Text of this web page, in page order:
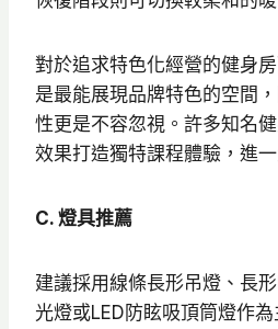
對於追求特色化經營的健身
是最能展現品牌特色的空間
性更是不容忽視。許多知名
效果打造獨特課程體驗，進
C. 燈具推薦
建議採用線條長形吊燈、長
光燈或LED防眩吸頂筒燈作